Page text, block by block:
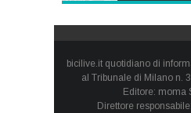
bicilive.it quotidiano di
al Tribunale di Milano n.
Editore: moma
Direttore